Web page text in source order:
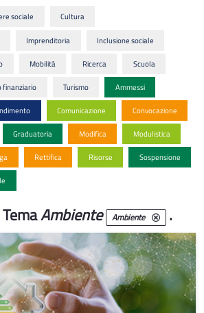
Ambiente Ambiente .
sociale Cultura
Imprenditoria Inclusione sociale
Mobilità Ricerca Scuola
finanziario Turismo Ammessi
Comunicazione Convocazione
Graduatoria Modifica Modulistica
Rettifica Risorse Sospensione